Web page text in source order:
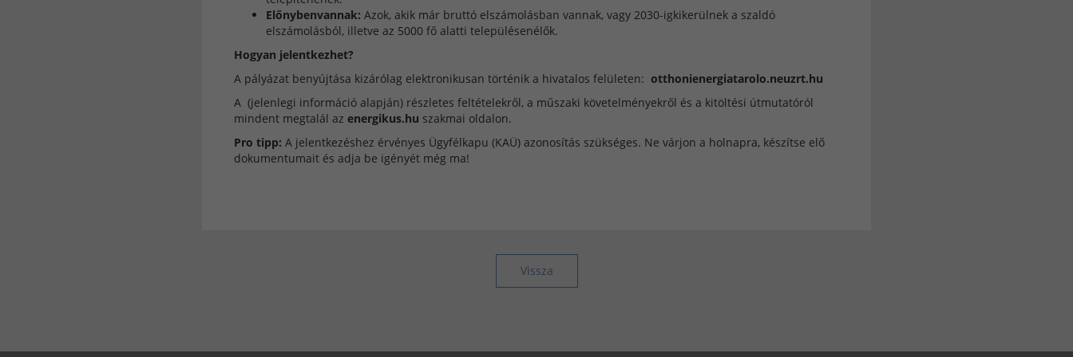
Előnybenvannak: Azok, akik már bruttó elszámolásban vannak, vagy 2030-igkikerülnek a szaldó
elszámolásból, illetve az 5000 fő alatti településenélők.
Hogyan jelentkezhet?
A pályázat benyújtása kizárólag elektronikusan történik a hivatalos felületen: otthonienergiatarolo.neuzrt.hu
A (jelenlegi információ alapján) részletes feltételekről, a műszaki követelményekről és a kitöltési útmutatóról
mindent megtalál azenergikus.hu szakmai oldalon.
Pro tipp: A jelentkezéshez érvényes Ügyfélkapu (KAÜ) azonosítás szükséges. Ne várjon a holnapra, készítse elő
dokumentumait és adja be igényét még ma!
Vissza